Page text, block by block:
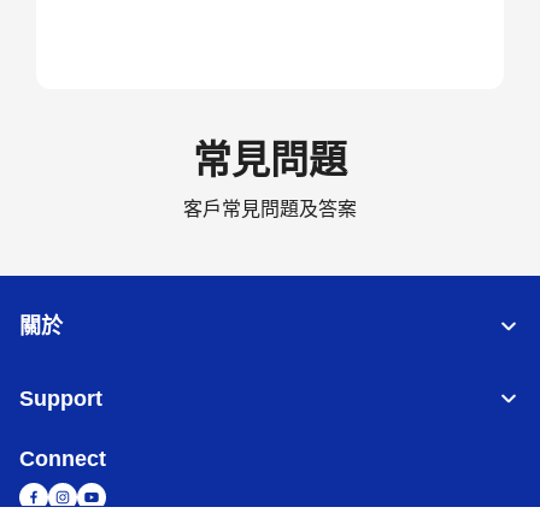
常見問題
客戶常見問題及答案
關於
Support
Connect